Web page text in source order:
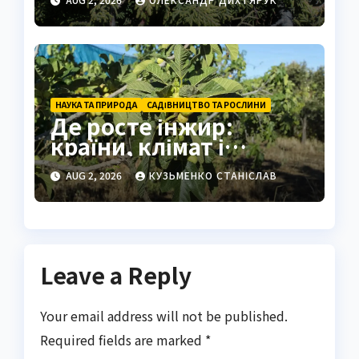
без обрізки
НАУКА ТА ПРИРОДА САДІВНИЦТВО ТА РОСЛИНИ
Де росте інжир:
країни, клімат і
секрети вирощування
AUG 2, 2026 КУЗЬМЕНКО СТАНІСЛАВ
Leave a Reply
Your email address will not be published.
Required fields are marked *